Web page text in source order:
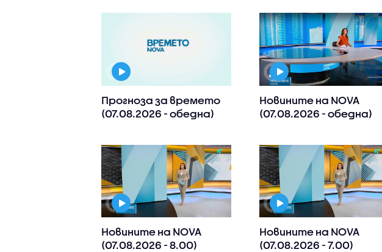
Прогноза за времето
(07.08.2026 - обедна)
Новините на NOVA
(07.08.2026 - обедна)
Новините на NOVA
(07.08.2026 - 8.00)
Новините на NOVA
(07.08.2026 - 7.00)